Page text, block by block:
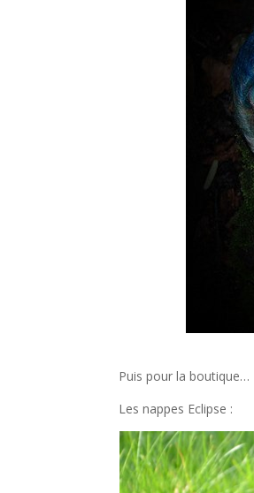
Puis pour la boutique…
Les nappes Eclipse :